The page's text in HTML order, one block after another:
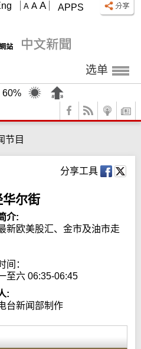
APPS
A A A
选单
60%
节目
分享工具
华尔街
介:
新欧美股汇、金市及油市走
间：
至六 06:35-06:45
:
台新闻部制作